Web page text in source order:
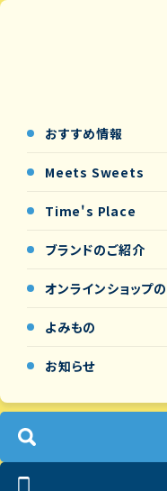
おすすめ情報
Meets Sweets
Time's Place
ブランドのご紹介
オンラインショップの
よみもの
お知らせ